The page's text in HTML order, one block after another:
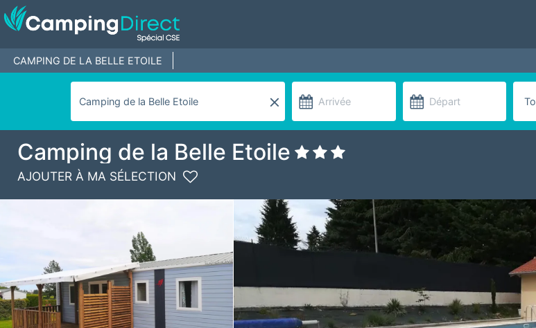
CAMPING DE LA BELLE ETOILE
Camping de la Belle Etoile
AJOUTER À MA SÉLECTION